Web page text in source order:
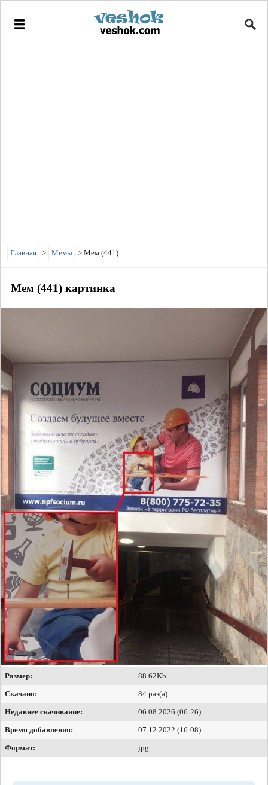
Главная > Мемы > Мем (441)
Мем (441) картинка
Размер:
88.62Kb
Скачано:
84 раз(а)
Недавнее скачивание:
06.08.2026 (06:26)
Время добавления:
07.12.2022 (16:08)
Формат:
jpg